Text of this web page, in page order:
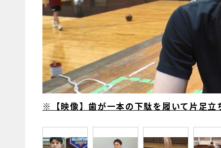
※【映像】歯が一本の下駄を履いて片足